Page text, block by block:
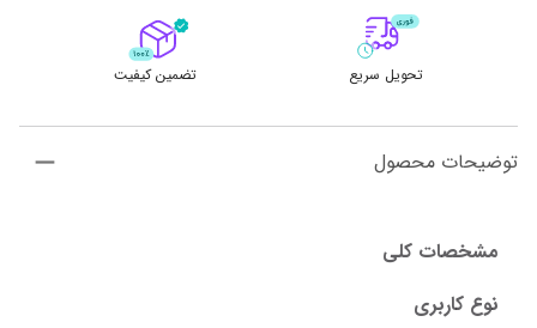
تحویل سریع تضمین کیفیت
توضیحات محصول
مشخصات کلی
نوع کاربری